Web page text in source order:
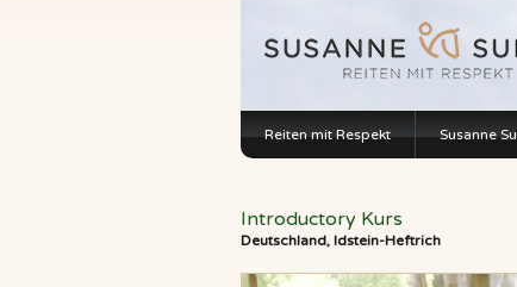
Reiten mit Respekt Susanne
Introductory Kurs
Deutschland, Idstein-Heftrich